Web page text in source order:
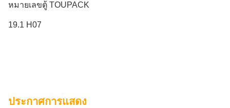
หมายเลขตู้ TOUPACK
19.1 H07
ประกาศการแสดง